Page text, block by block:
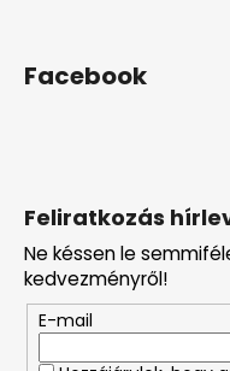
Feliratkozás
Ne késsen le
kedvezményről!
E-mail
Facebook